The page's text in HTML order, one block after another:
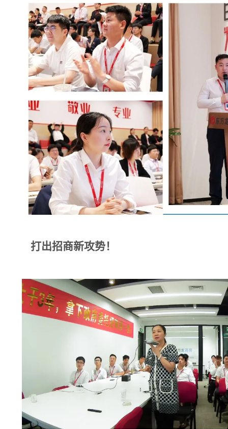
打出招商新攻势！